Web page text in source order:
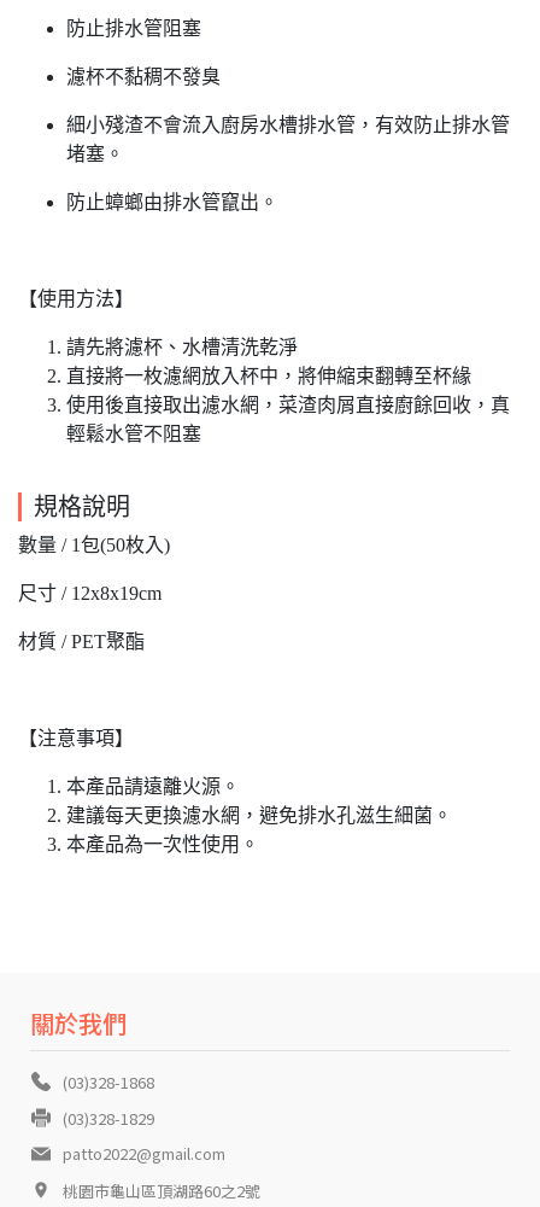
防止排水管阻塞
濾杯不黏稠不發臭
細小殘渣不會流入廚房水槽排水管，有效防止排水管
堵塞。
防止蟑螂由排水管竄出。
【使用方法】
請先將濾杯、水槽清洗乾淨
直接將一枚濾網放入杯中，將伸縮束翻轉至杯緣
使用後直接取出濾水網，菜渣肉屑直接廚餘回收，真
輕鬆水管不阻塞
規格說明
數量 / 1包(50枚入)
尺寸 / 12x8x19cm
材質 / PET聚酯
【注意事項】
本產品請遠離火源。
建議每天更換濾水網，避免排水孔滋生細菌。
本產品為一次性使用。
關於我們
(03)328-1868
(03)328-1829
patto2022@gmail.com
桃園市龜山區頂湖路60之2號